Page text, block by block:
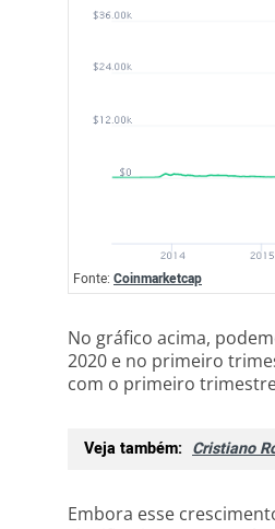
Fonte: Coinmarketcap
No gráfico acima,
2020 e no primeiro
com o primeiro
Veja também: Cristiano
Embora esse